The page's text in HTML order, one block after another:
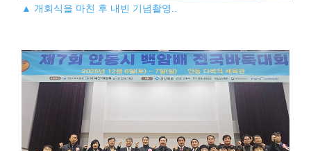
▲ 개회식을 마친 후 내빈 기념촬영..